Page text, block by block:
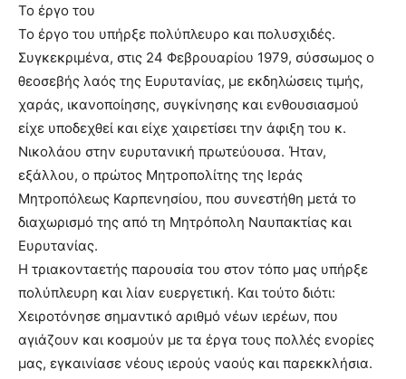
Το έργο του
Το έργο του υπήρξε πολύπλευρο και πολυσχιδές.
Συγκεκριμένα, στις 24 Φεβρουαρίου 1979, σύσσωμος ο
θεοσεβής λαός της Ευρυτανίας, με εκδηλώσεις τιμής,
χαράς, ικανοποίησης, συγκίνησης και ενθουσιασμού
είχε υποδεχθεί και είχε χαιρετίσει την άφιξη του κ.
Νικολάου στην ευρυτανική πρωτεύουσα. Ήταν,
εξάλλου, ο πρώτος Μητροπολίτης της Ιεράς
Μητροπόλεως Καρπενησίου, που συνεστήθη μετά το
διαχωρισμό της από τη Μητρόπολη Ναυπακτίας και
Ευρυτανίας.
Η τριακονταετής παρουσία του στον τόπο μας υπήρξε
πολύπλευρη και λίαν ευεργετική. Και τούτο διότι:
Χειροτόνησε σημαντικό αριθμό νέων ιερέων, που
αγιάζουν και κοσμούν με τα έργα τους πολλές ενορίες
μας, εγκαινίασε νέους ιερούς ναούς και παρεκκλήσια.